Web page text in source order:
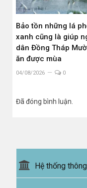
Bảo tồn những lá
xanh cũng là giúp
dân Đồng Tháp
ăn được mùa
04/08/2026 0
Đã đóng bình luận.
Hệ thống